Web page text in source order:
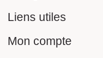
Liens utiles
Mon compte